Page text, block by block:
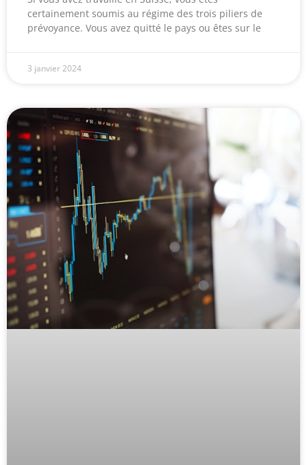
certainement soumis au régime des trois piliers de
prévoyance. Vous avez quitté le pays ou êtes sur le
3 janvier 2024